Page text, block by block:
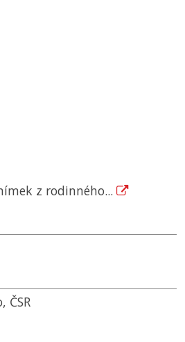
z rodinného...
ČSR